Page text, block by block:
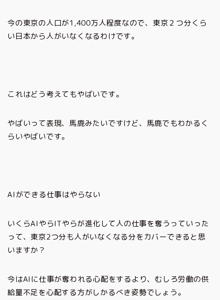
今の東京の人口が1,400万人程度なので、東京２つ分くら
い日本から人がいなくなるわけです。
これはどう考えてもやばいです。
やばいって表現、馬鹿みたいですけど、馬鹿でもわかるく
らいやばいです。
AIができる仕事はやらない
いくらAIやらITやらが進化して人の仕事を奪うっていった
って、東京2つ分も人がいなくなる分をカバーできると思
いますか？
今はAIに仕事が奪われる心配をするより、むしろ労働の供
給量不足を心配する方がしかるべき姿勢でしょう。